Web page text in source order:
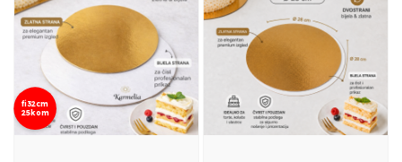
fi32cm
25kom